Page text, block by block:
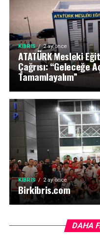
KIBRIS 2 ay önce
ATATÜRK Mesleki
Çağrısı: “Geleceğe
Tamamlayalım”
KIBRIS 2 ay önce
Birkibris.com
DAHA